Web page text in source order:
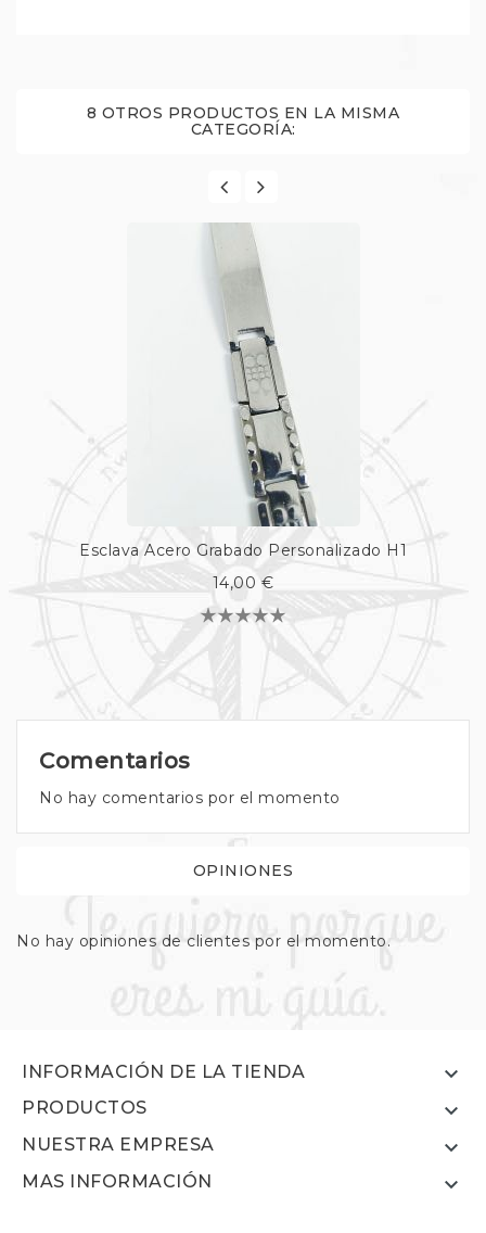
8 OTROS PRODUCTOS EN LA MISMA
CATEGORÍA:
Esclava Acero Grabado Personalizado H1
14,00 €
Comentarios
No hay comentarios por el momento
OPINIONES
No hay opiniones de clientes por el momento.
INFORMACIÓN DE LA TIENDA 
PRODUCTOS 
NUESTRA EMPRESA 
MAS INFORMACIÓN 